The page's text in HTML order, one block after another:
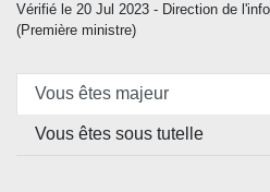
Vérifié le 20 Jul 2023 - Direction de
(Première ministre)
Vous êtes majeur
Vous êtes sous tutelle